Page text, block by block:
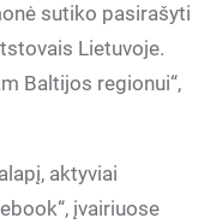
sutiko pasirašyti
Lietuvoje.
Baltijos regionui“,
aktyviai
įvairiuose